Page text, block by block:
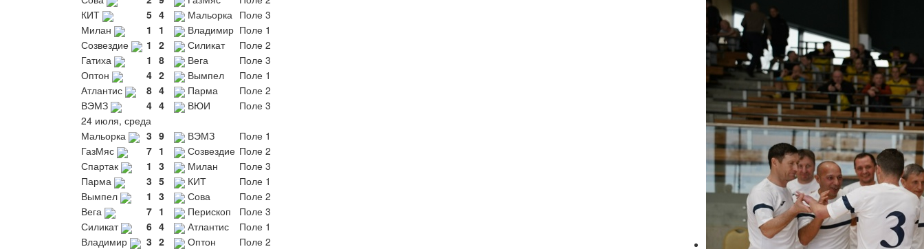
КИТ
5 4 Мальорка Поле 3
Милан
1 1 Владимир Поле 1
Созвездие
1 2 Силикат
Поле 2
Гатиха
1 8 Вега
Поле 3
Оптон
4 2 Вымпел
Поле 1
Атлантис
8 4 Парма
Поле 2
ВЭМЗ
4 4 ВЮИ
Поле 3
24 июля, среда
Мальорка
3 9 ВЭМЗ
Поле 1
ГазМяс
7 1 Созвездие Поле 2
Спартак
1 3 Милан
Поле 3
Парма
3 5 КИТ
Поле 1
Вымпел
1 3 Сова
Поле 2
Вега
7 1 Перископ
Поле 3
Силикат
6 4 Атлантис
Поле 1
Владимир
3 2 Оптон Поле 2